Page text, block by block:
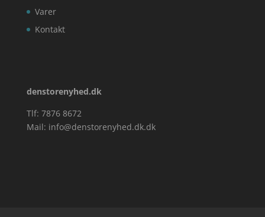
Varer
Kontakt
denstorenyhed.dk
Tlf: 7876 8672
Mail: info@denstorenyhed.dk.dk